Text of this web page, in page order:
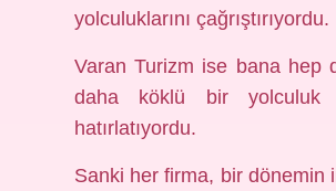
yolculuklarını çağrıştırıyordu.
Varan Turizm ise bana hep
daha köklü bir yolculuk
hatırlatıyordu.
Sanki her firma, bir dönemin